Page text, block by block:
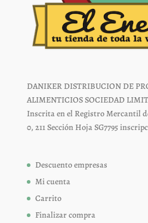
DANIKER DISTRIBUCION DE
ALIMENTICIOS SOCIEDAD
Inscrita en el Registro Mercantil
0, 211 Sección Hoja SG7795
Descuento empresas
Mi cuenta
Carrito
Finalizar compra